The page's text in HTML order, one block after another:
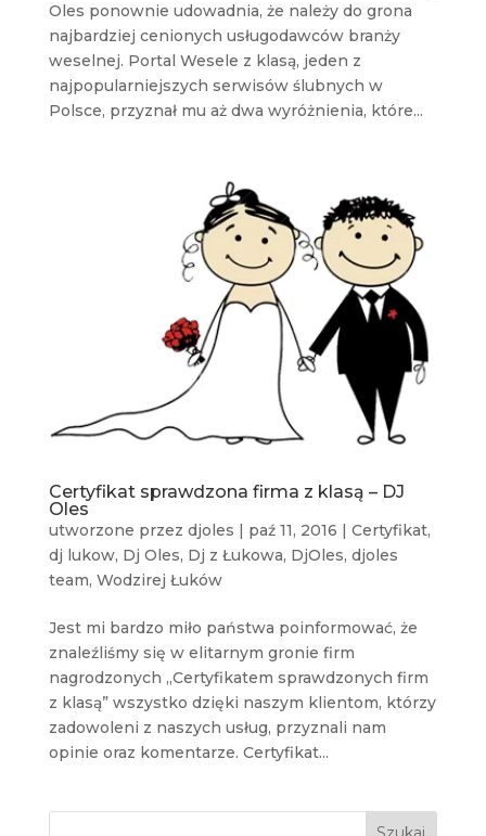
Oles ponownie udowadnia, że należy do grona
najbardziej cenionych usługodawców branży
weselnej. Portal Wesele z klasą, jeden z
najpopularniejszych serwisów ślubnych w
Polsce, przyznał mu aż dwa wyróżnienia, które...
Certyfikat sprawdzona firma z klasą – DJ
Oles
utworzone przez djoles | paź 11, 2016 | Certyfikat,
dj lukow, Dj Oles, Dj z Łukowa, DjOles, djoles
team, Wodzirej Łuków
Jest mi bardzo miło państwa poinformować, że
znaleźliśmy się w elitarnym gronie firm
nagrodzonych „Certyfikatem sprawdzonych firm
z klasą” wszystko dzięki naszym klientom, którzy
zadowoleni z naszych usług, przyznali nam
opinie oraz komentarze. Certyfikat...